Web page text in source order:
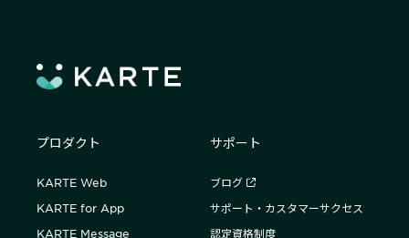
プロダクト
KARTE Web
KARTE for App
KARTE Message
サポート
ブログ
サポート・カスタマーサクセス
認定資格制度